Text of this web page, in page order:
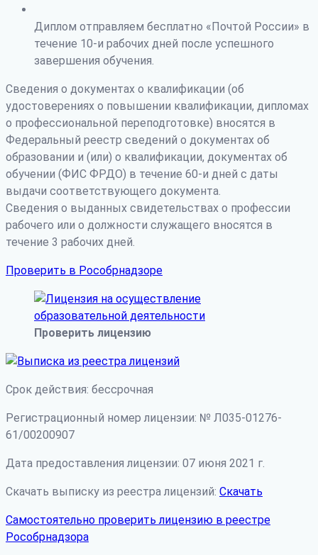
Диплом отправляем бесплатно «Почтой России» в
течение 10-и рабочих дней после успешного
завершения обучения.
Сведения о документах о квалификации (об
удостоверениях о повышении квалификации, дипломах
о профессиональной переподготовке) вносятся в
Федеральный реестр сведений о документах об
образовании и (или) о квалификации, документах об
обучении (ФИС ФРДО) в течение 60-и дней с даты
выдачи соответствующего документа.
Сведения о выданных свидетельствах о профессии
рабочего или о должности служащего вносятся в
течение 3 рабочих дней.
Проверить в Рособрнадзоре
Проверить лицензию
Срок действия: бессрочная
Регистрационный номер лицензии: № Л035-01276-
61/00200907
Дата предоставления лицензии: 07 июня 2021 г.
Скачать выписку из реестра лицензий: Скачать
Самостоятельно проверить лицензию в реестре
Рособрнадзора